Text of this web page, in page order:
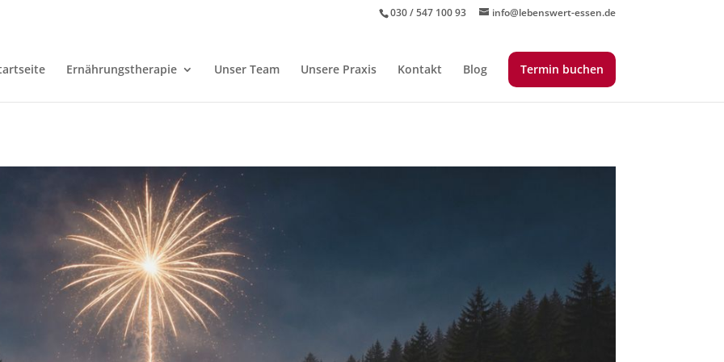
030 / 547 100 93 info@lebenswert-essen.de
Ernährungstherapie Unser Team Unsere Praxis Kontakt Blog Termin buchen